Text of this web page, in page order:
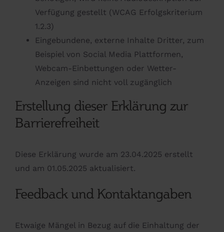
Verfügung gestellt (WCAG Erfolgskriterium
1.2.3)
Eingebundene, externe Inhalte Dritter, zum
Beispiel von Social Media Plattformen,
Webcam-Einbettungen oder Wetter-
Anzeigen sind nicht voll zugänglich
Erstellung dieser Erklärung zur
Barrierefreiheit
Diese Erklärung wurde am 23.04.2025 erstellt
und am 01.05.2025 aktualisiert.
Feedback und Kontaktangaben
Etwaige Mängel in Bezug auf die Einhaltung der